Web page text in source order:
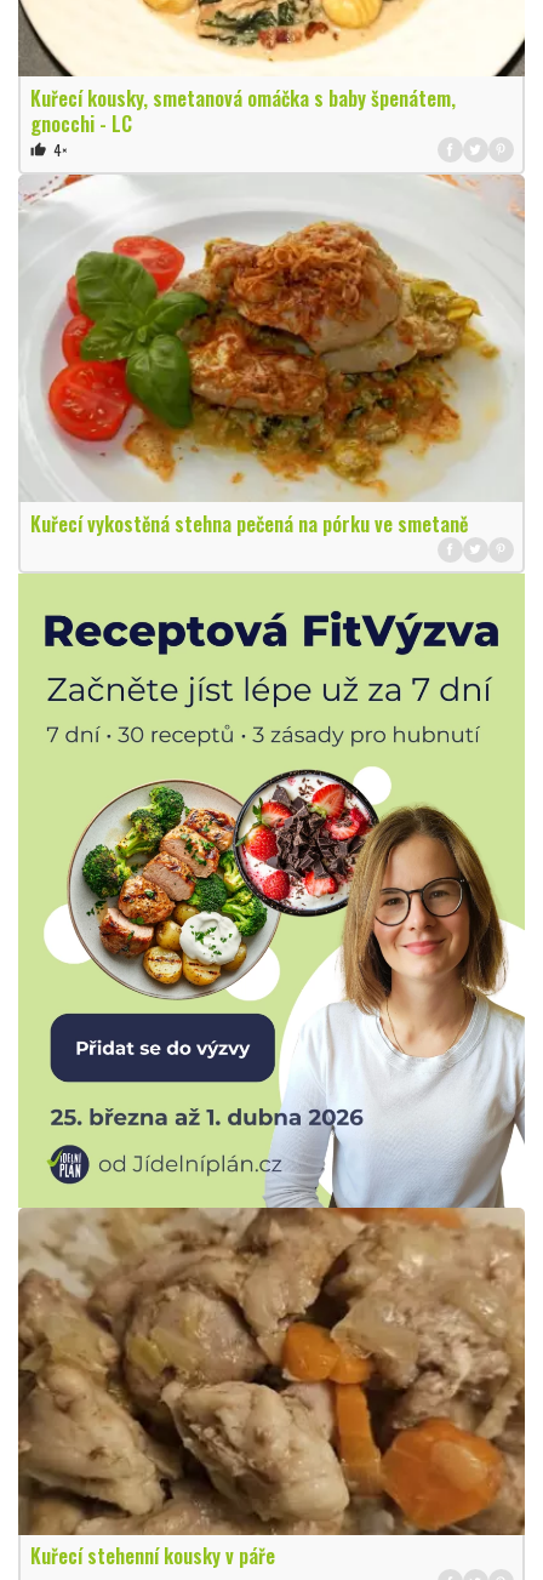
Kuřecí kousky, smetanová omáčka s baby špenátem,
gnocchi - LC
thumb_up 4×
Kuřecí vykostěná stehna pečená na pórku ve smetaně
Kuřecí stehenní kousky v páře